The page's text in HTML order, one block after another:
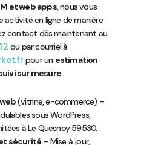
et web apps, nous vous
en ligne de manière
contact dès maintenant au
ou par courriel à
pour un estimation
sur mesure.
(vitrine, e-commerce) –
sous WordPress,
à Le Quesnoy 59530.
sécurité – Mise à jour,